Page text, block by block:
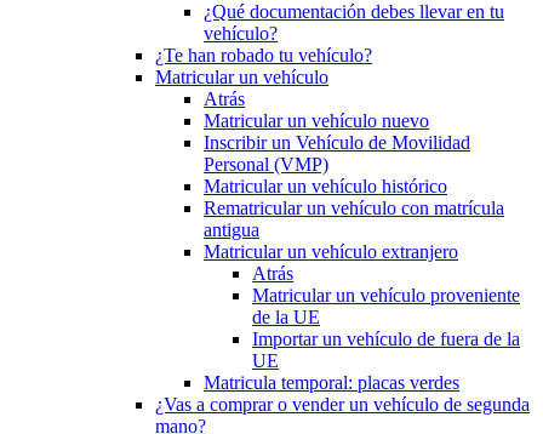
¿Qué documentación debes llevar en tu
vehículo?
¿Te han robado tu vehículo?
Matricular un vehículo
Atrás
Matricular un vehículo nuevo
Inscribir un Vehículo de Movilidad
Personal (VMP)
Matricular un vehículo histórico
Rematricular un vehículo con matrícula
antigua
Matricular un vehículo extranjero
Atrás
Matricular un vehículo proveniente
de la UE
Importar un vehículo de fuera de la
UE
Matricula temporal: placas verdes
¿Vas a comprar o vender un vehículo de segunda
mano?